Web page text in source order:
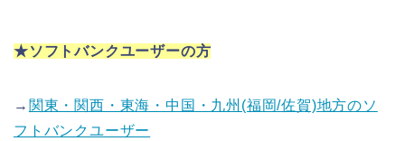
★ソフトバンクユーザーの方
→ 関東・関西・東海・中国・九州(福岡/佐賀)地方のソ
フトバンクユーザー